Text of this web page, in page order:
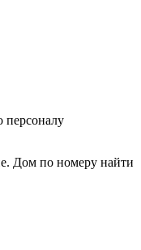
персоналу
Дом по номеру найти